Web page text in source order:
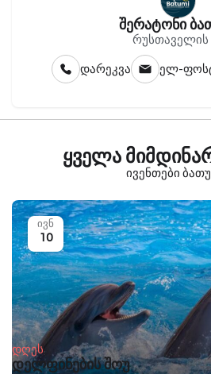
შერატონი
რუსთაველის
დარეკვა ელ-
ყველა
ივენთები
დღეს
დელფინების შოუ
ივნ
10